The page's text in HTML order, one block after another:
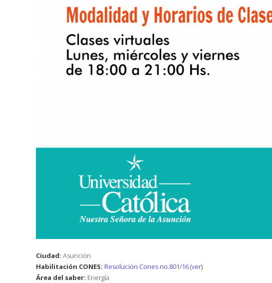
Ciudad: Asunción
Habilitación CONES: Resolución Cones no.801/16 (ver)
Área del saber: Energía